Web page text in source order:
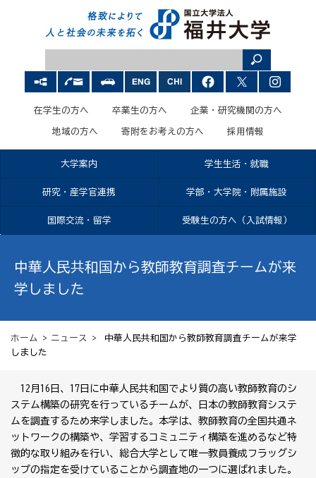
在学生の方へ 卒業生の方へ 企業・研究機関の方へ
地域の方へ 寄附をお考えの方へ 採用情報
大学案内 学生生活・就職
研究・産学官連携 学部・大学院・附属施設
国際交流・留学 受験生の方へ（入試情報）
中華人民共和国から教師教育調査チームが来
学しました
ホーム > ニュース
> 中華人民共和国から教師教育調査チームが来学
しました
12月16日、17日に中華人民共和国でより質の高い教師教育のシ
ステム構築の研究を行っているチームが、日本の教師教育システ
ムを調査するため来学しました。本学は、教師教育の全国共通ネ
ットワークの構築や、学習するコミュニティ構築を進めるなど特
徴的な取り組みを行い、総合大学として唯一教員養成フラッグシ
ップの指定を受けていることから調査地の一つに選ばれました。